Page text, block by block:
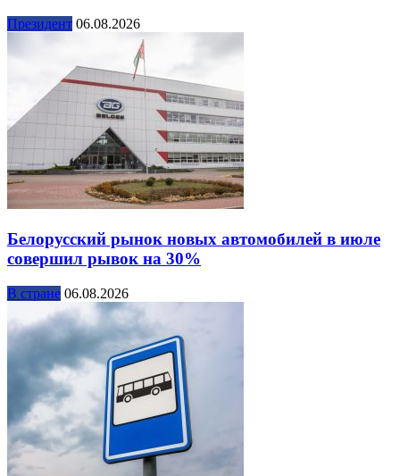
Президент 06.08.2026
Белорусский рынок новых автомобилей в июле
совершил рывок на 30%
В стране 06.08.2026